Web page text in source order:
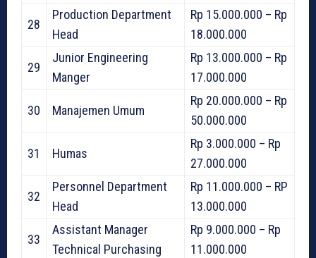
28
Production Department
Head
Rp 15.000.000 – Rp
18.000.000
29
Junior Engineering
Manger
Rp 13.000.000 – Rp
17.000.000
30 Manajemen Umum
Rp 20.000.000 – Rp
50.000.000
31 Humas
Rp 3.000.000 – Rp
27.000.000
32
Personnel Department
Head
Rp 11.000.000 – RP
13.000.000
33
Assistant Manager
Technical Purchasing
Rp 9.000.000 – Rp
11.000.000